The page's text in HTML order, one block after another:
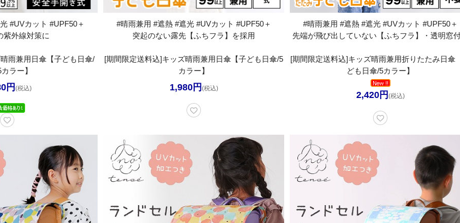
#UVカット #UPF50＋
紫外線対策に
雨兼用日傘【子ども日傘/
ラー】
円 (税込)
#晴雨兼用 #遮熱 #遮光 #UVカット #UPF50＋
突起のない露先【ふちフラ】を採用
[期間限定送料込]キッズ晴雨兼用日傘【子ども日傘/5
カラー】
1,980円 (税込)
#晴雨兼用 #遮熱 #遮光 #UVカット #UPF50＋
先端が飛び出していない【ふちフラ】・透明窓
[期間限定送料込]キッズ晴雨兼用折りたたみ日傘
ども日傘/5カラー】
2,420円 (税込)